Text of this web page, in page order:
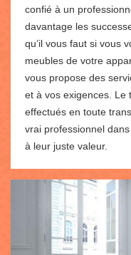
confié à un
davantage les
qu’il vous faut si vous
meubles de votre
vous propose des
et à vos exigences. Le
effectués en toute
vrai professionnel
à leur juste valeur.